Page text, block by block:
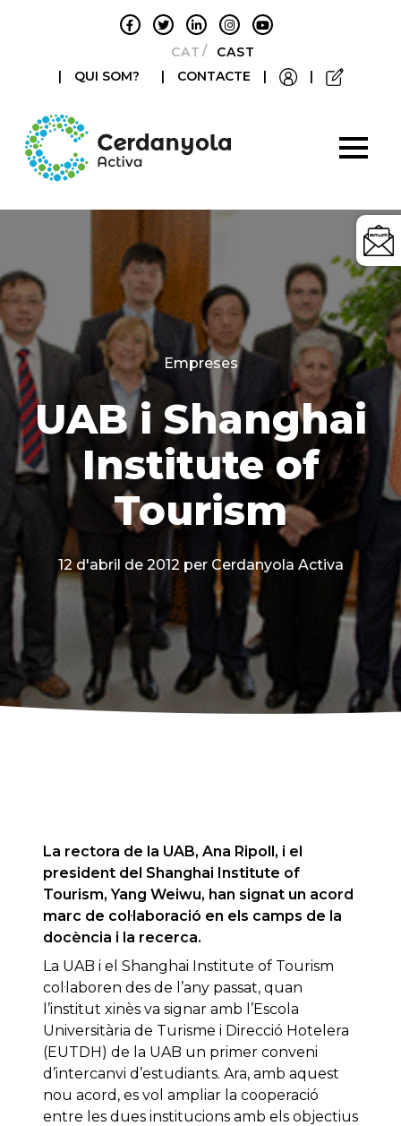
CATALÀCASTELLANO
|
QUI SOM? | CONTACTE | |
Categories
Empreses
UAB i Shanghai
Institute of
Tourism
12 d'abril de 2012 per Cerdanyola Activa
La rectora de la UAB, Ana Ripoll, i el
president del Shanghai Institute of
Tourism, Yang Weiwu, han signat un acord
marc de col·laboració en els camps de la
docència i la recerca.
La UAB i el Shanghai Institute of Tourism
col·laboren des de l’any passat, quan
l’institut xinès va signar amb l’Escola
Universitària de Turisme i Direcció Hotelera
(EUTDH) de la UAB un primer conveni
d’intercanvi d’estudiants. Ara, amb aquest
nou acord, es vol ampliar la cooperació
entre les dues institucions amb els objectius